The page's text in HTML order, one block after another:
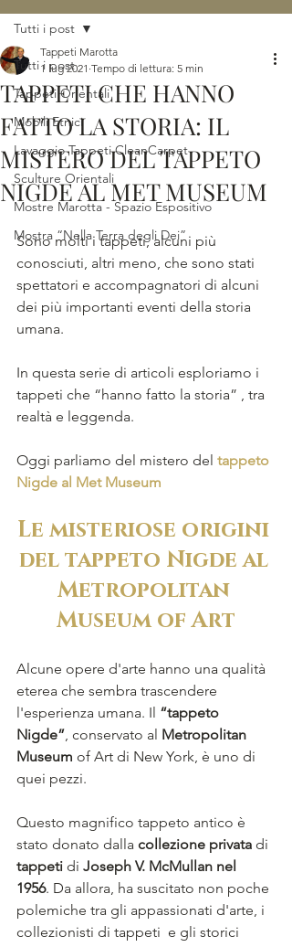
Tutti i post
Tappeti Orientali
Mobili Etnici
Lavaggio Tappeti CleanCarpet
Sculture Orientali
Mostre Marotta - Spazio Espositivo
Mostra “Nella Terra degli Dei”
Tutti i post
TAPPETI CHE HANNO
FATTO LA STORIA: IL
MISTERO DEL TAPPETO
NIGDE AL MET MUSEUM
Tappeti Marotta
1 lug 2021 Tempo di lettura: 5 min
Sono molti i tappeti, alcuni più
conosciuti, altri meno, che sono stati
spettatori e accompagnatori di alcuni
dei più importanti eventi della storia
umana.
In questa serie di articoli esploriamo i
tappeti che “hanno fatto la storia” , tra
realtà e leggenda.
Oggi parliamo del mistero del tappeto
Nigde al Met Museum
Le misteriose origini
del tappeto Nigde al
Metropolitan
Museum of Art
Alcune opere d'arte hanno una qualità
eterea che sembra trascendere
l'esperienza umana. Il “tappeto
Nigde”, conservato al Metropolitan
Museum of Art di New York, è uno di
quei pezzi.
Questo magnifico tappeto antico è
stato donato dalla collezione privata di
tappeti di Joseph V. McMullan nel
1956. Da allora, ha suscitato non poche
polemiche tra gli appassionati d'arte, i
collezionisti di tappeti  e gli storici